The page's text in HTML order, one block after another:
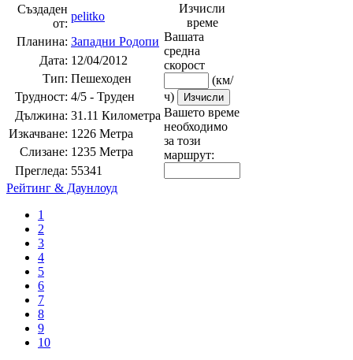
Създаден
от:
pelitko
Изчисли
време
Вашата
средна
скорост
(км/
ч)
Вашето време
необходимо
за този
маршрут:
Планина: Западни Родопи
Дата: 12/04/2012
Тип: Пешеходен
Трудност: 4/5 - Труден
Дължина: 31.11 Километра
Изкачване: 1226 Метра
Слизане: 1235 Метра
Прегледа: 55341
Рейтинг & Даунлоуд
1
2
3
4
5
6
7
8
9
10